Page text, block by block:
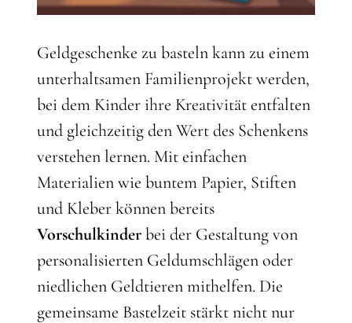
Geldgeschenke zu basteln kann zu einem
unterhaltsamen Familienprojekt werden,
bei dem Kinder ihre Kreativität entfalten
und gleichzeitig den Wert des Schenkens
verstehen lernen. Mit einfachen
Materialien wie buntem Papier, Stiften
und Kleber können bereits
Vorschulkinderbei der Gestaltung von
personalisierten Geldumschlägen oder
niedlichen Geldtieren mithelfen. Die
gemeinsame Bastelzeit stärkt nicht nur